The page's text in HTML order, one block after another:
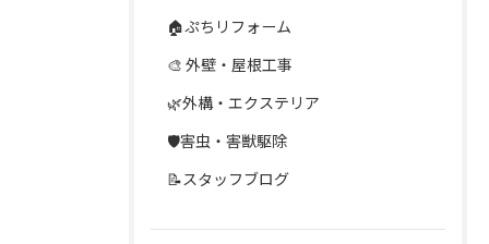
🏠ぷちリフォーム
🎨 外壁・屋根工事
🌿外構・エクステリア
🛡️害虫・害獣駆除
📝スタッフブログ